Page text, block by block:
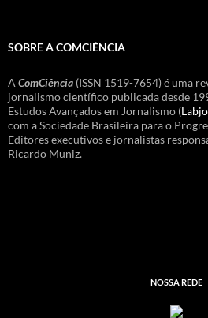
SOBRE A COMCIÊNCIA
A ComCiência (ISSN 1519-7654) é uma
jornalismo científico publicada desde
Estudos Avançados em Jornalismo (
com a Sociedade Brasileira para o
Editores executivos e jornalistas
Ricardo Muniz.
NOSSA REDE